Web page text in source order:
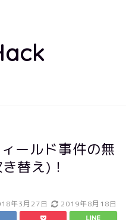
ールド事件の無
替え)！
年3月27日 2019年8月18日